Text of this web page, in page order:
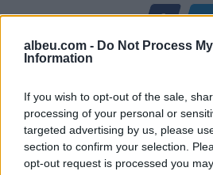
albeu.com - Do Not Process
Information
If you wish to opt-out of the sale,
processing of your personal or
targeted advertising by us, please
section to confirm your selection.
opt-out request is processed you